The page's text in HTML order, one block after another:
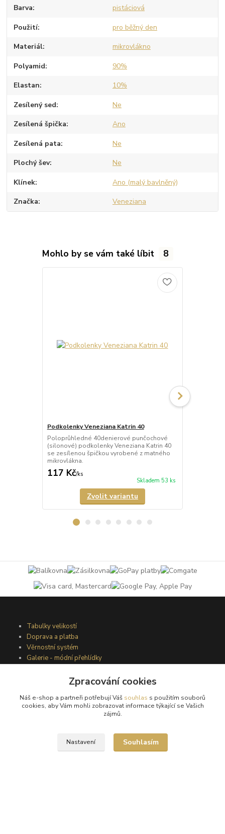
Barva pistáciová
Použití pro běžný den
Materiál mikrovlákno
Polyamid 90%
Elastan 10%
Zesílený sed Ne
Zesílená špička Ano
Zesílená pata Ne
Plochý šev Ne
Klínek Ano (malý bavlněný)
Značka Veneziana
Mohlo by se vám také líbit 8
Podkolenky Veneziana Katrin 40
Poloprůhledné 40denierové punčochové
(silonové) podkolenky Veneziana Katrin 40
se zesílenou špičkou vyrobené z matného
mikrovlákna.
117 Kč/ks
Skladem 53 ks
Zvolit variantu
Tabulky velikostí
Doprava a platba
Věrnostní systém
Galerie - módní přehlídky
Podmínky užití webového rozhraní
Obchodní podmínky
Zpracování cookies
Náš e-shop a partneři potřebují Váš souhlas s použitím souborů
cookies, aby Vám mohli zobrazovat informace týkající se Vašich
zájmů.
Nastavení Souhlasím